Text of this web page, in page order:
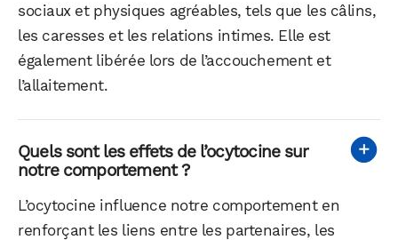
sociaux et physiques agréables, tels que les câlins,
les caresses et les relations intimes. Elle est
également libérée lors de l’accouchement et
l’allaitement.
Quels sont les effets de l’ocytocine sur
notre comportement ?
L’ocytocine influence notre comportement en
renforçant les liens entre les partenaires, les